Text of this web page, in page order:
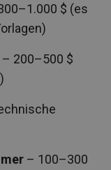
$ (es
– 200–500 $
– 100–300